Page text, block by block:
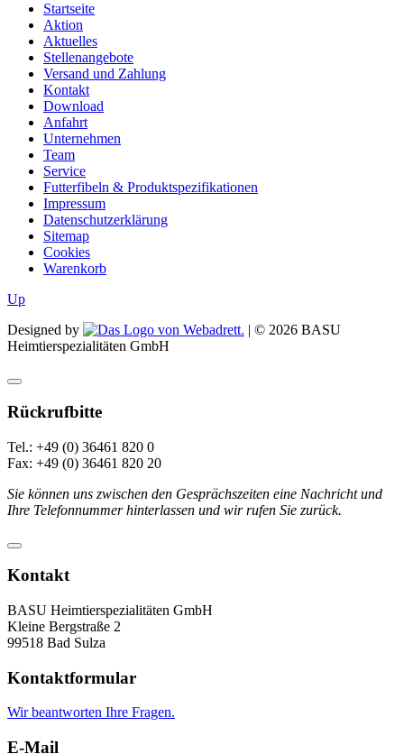
Startseite
Aktion
Aktuelles
Stellenangebote
Versand und Zahlung
Kontakt
Download
Anfahrt
Unternehmen
Team
Service
Futterfibeln & Produktspezifikationen
Impressum
Datenschutzerklärung
Sitemap
Cookies
Warenkorb
Up
Designed by
| © 2026 BASU
Heimtierspezialitäten GmbH
Rückrufbitte
Tel.: +49 (0) 36461 820 0
Fax: +49 (0) 36461 820 20
Sie können uns zwischen den Gesprächszeiten eine Nachricht und
Ihre Telefonnummer hinterlassen und wir rufen Sie zurück.
Kontakt
BASU Heimtierspezialitäten GmbH
Kleine Bergstraße 2
99518 Bad Sulza
Kontaktformular
Wir beantworten Ihre Fragen.
E-Mail